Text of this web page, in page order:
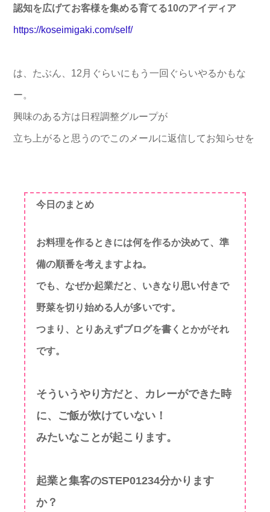
認知を広げてお客様を集める育てる10のアイディア
https://koseimigaki.com/self/
は、たぶん、12月ぐらいにもう一回ぐらいやるかもな
ー。
興味のある方は日程調整グループが
立ち上がると思うのでこのメールに返信してお知らせを
今日のまとめ
お料理を作るときには何を作るか決めて、準
備の順番を考えますよね。
でも、なぜか起業だと、いきなり思い付きで
野菜を切り始める人が多いです。
つまり、とりあえずブログを書くとかがそれ
です。
そういうやり方だと、カレーができた時
に、ご飯が炊けていない！
みたいなことが起こります。
起業と集客のSTEP01234分かります
か？